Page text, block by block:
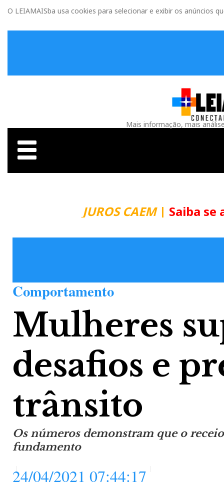
O LEIAMAISba usa cookies para selecionar e exibir os anúncios
Mais informação, mais
JUROS CAEM| Saiba se
Comportamento
Mulheres
desafios e
trânsito
Os números demonstram que o
fundamento
24/04/2021 07:44:17